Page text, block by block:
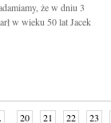
że w dniu 3
w wieku 50 lat Jacek
20 21 22 23